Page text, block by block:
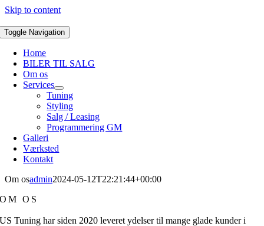
Skip to content
Toggle Navigation
Home
BILER TIL SALG
Om os
Services
Tuning
Styling
Salg / Leasing
Programmering GM
Galleri
Værksted
Kontakt
Om osadmin2024-05-12T22:21:44+00:00
OM OS
US Tuning har siden 2020 leveret ydelser til mange glade kunder i